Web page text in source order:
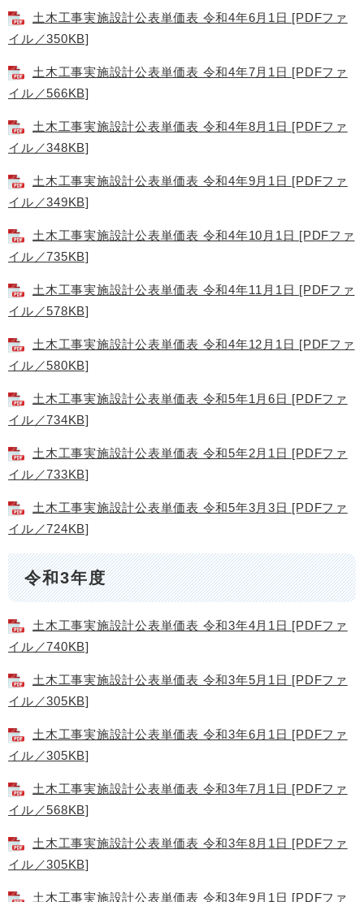
土木工事実施設計公表単価表 令和4年6月1日 [PDFファ
イル／350KB]
土木工事実施設計公表単価表 令和4年7月1日 [PDFファ
イル／566KB]
土木工事実施設計公表単価表 令和4年8月1日 [PDFファ
イル／348KB]
土木工事実施設計公表単価表 令和4年9月1日 [PDFファ
イル／349KB]
土木工事実施設計公表単価表 令和4年10月1日 [PDFファ
イル／735KB]
土木工事実施設計公表単価表 令和4年11月1日 [PDFファ
イル／578KB]
土木工事実施設計公表単価表 令和4年12月1日 [PDFファ
イル／580KB]
土木工事実施設計公表単価表 令和5年1月6日 [PDFファ
イル／734KB]
土木工事実施設計公表単価表 令和5年2月1日 [PDFファ
イル／733KB]
土木工事実施設計公表単価表 令和5年3月3日 [PDFファ
イル／724KB]
令和3年度
土木工事実施設計公表単価表 令和3年4月1日 [PDFファ
イル／740KB]
土木工事実施設計公表単価表 令和3年5月1日 [PDFファ
イル／305KB]
土木工事実施設計公表単価表 令和3年6月1日 [PDFファ
イル／305KB]
土木工事実施設計公表単価表 令和3年7月1日 [PDFファ
イル／568KB]
土木工事実施設計公表単価表 令和3年8月1日 [PDFファ
イル／305KB]
土木工事実施設計公表単価表 令和3年9月1日 [PDFファ